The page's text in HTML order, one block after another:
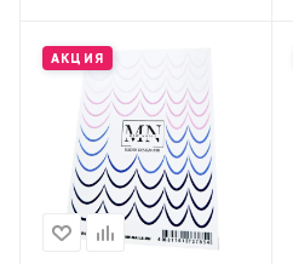
АКЦИЯ